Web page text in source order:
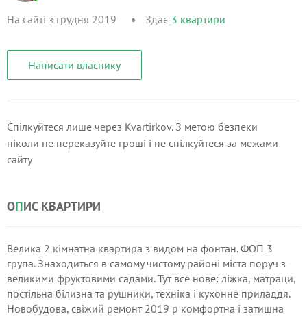
На сайті з грудня 2019 Здає 3 квартири
Написати власнику
Спілкуйтеся лише через Kvartirkov. З метою безпеки
ніколи не переказуйте гроші і не спілкуйтеся за межами
сайту
ОПИС КВАРТИРИ
Велика 2 кімнатна квартира з видом на фонтан. ФОП 3
група. Знаходиться в самому чистому районі міста поруч з
великими фруктовими садами. Тут все нове: ліжка, матраци,
постільна білизна та рушники, техніка і кухонне приладдя.
Новобудова, свіжий ремонт 2019 р комфортна і затишна